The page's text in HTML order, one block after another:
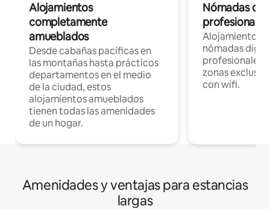
Alojamientos
completamente
amueblados
Desde cabañas pacíficas en
las montañas hasta prácticos
departamentos en el medio
de la ciudad, estos
alojamientos amueblados
tienen todas las amenidades
de un hogar.
Nómadas
Alojamientos
nómadas
profesionales
zonas
con wifi.
Amenidades y ventajas para estancias
largas